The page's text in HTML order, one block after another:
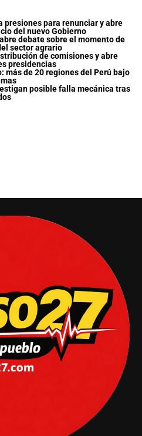
presiones para renunciar y abre
del nuevo Gobierno
debate sobre el momento de
sector agrario
de comisiones y abre
presidencias
más de 20 regiones del Perú bajo
posible falla mecánica tras